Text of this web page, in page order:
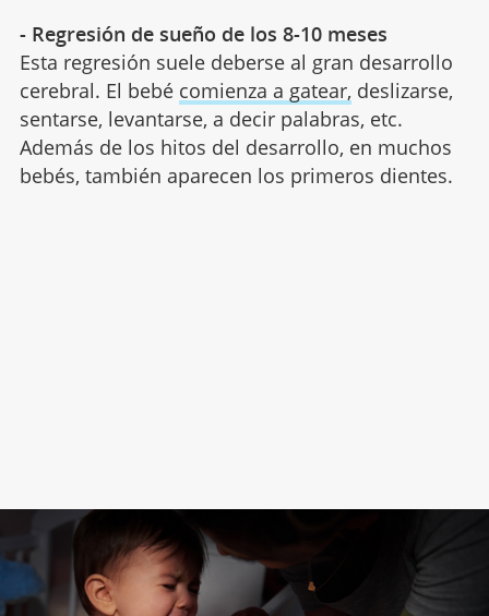
- Regresión de sueño de los 8-10 meses
Esta regresión suele deberse al gran desarrollo
cerebral. El bebé comienza a gatear, deslizarse,
sentarse, levantarse, a decir palabras, etc.
Además de los hitos del desarrollo, en muchos
bebés, también aparecen los primeros dientes.